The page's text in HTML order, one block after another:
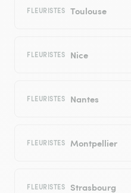
FLEURISTES Toulouse
FLEURISTES Nice
FLEURISTES Nantes
FLEURISTES Montpellier
FLEURISTES Strasbourg